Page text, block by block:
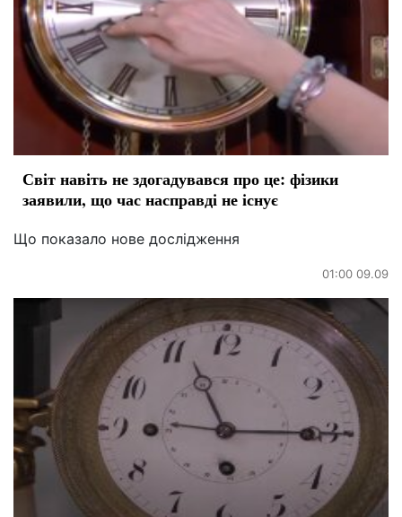
Світ навіть не здогадувався про це: фізики
заявили, що час насправді не існує
Що показало нове дослідження
01:00 09.09